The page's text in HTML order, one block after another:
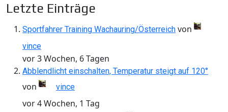
Letzte Einträge
Sportfahrer Training Wachauring/Österreich von
vince
vor 3 Wochen, 6 Tagen
Abblendlicht einschalten, Temperatur steigt auf 120°
von vince
vor 4 Wochen, 1 Tag